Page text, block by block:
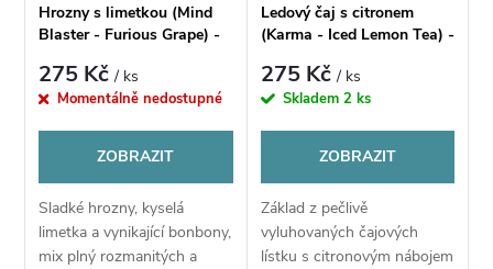
Hrozny s limetkou (Mind
Blaster - Furious Grape) -
& Vape 12ml
275 Kč/ ks
Momentálně nedostupné
ZOBRAZIT
Sladké hrozny, kyselá
limetka a vynikající bonbony,
mix plný rozmanitých a
Ledový čaj s citronem
(Karma - Iced Lemon Tea) -
& Vape 12ML
275 Kč/ ks
Skladem 2 ks
ZOBRAZIT
Základ z pečlivě
vyluhovaných čajových
lístku s citronovým nábojem